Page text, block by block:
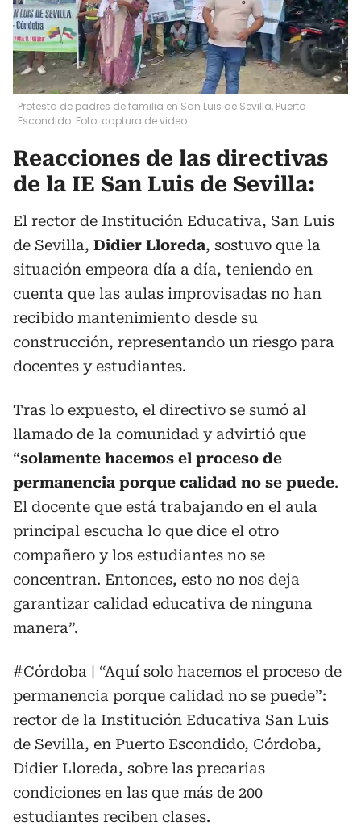
Protesta de padres de familia en San Luis de Sevilla, Puerto
Escondido. Foto: captura de video.
Reacciones de las directivas
de la IE San Luis de Sevilla:
El rector de Institución Educativa, San Luis
de Sevilla, Didier Lloreda, sostuvo que la
situación empeora día a día, teniendo en
cuenta que las aulas improvisadas no han
recibido mantenimiento desde su
construcción, representando un riesgo para
docentes y estudiantes.
Tras lo expuesto, el directivo se sumó al
llamado de la comunidad y advirtió que
“solamente hacemos el proceso de
permanencia porque calidad no se puede.
El docente que está trabajando en el aula
principal escucha lo que dice el otro
compañero y los estudiantes no se
concentran. Entonces, esto no nos deja
garantizar calidad educativa de ninguna
manera”.
#Córdoba | “Aquí solo hacemos el proceso de
permanencia porque calidad no se puede”:
rector de la Institución Educativa San Luis
de Sevilla, en Puerto Escondido, Córdoba,
Didier Lloreda, sobre las precarias
condiciones en las que más de 200
estudiantes reciben clases.